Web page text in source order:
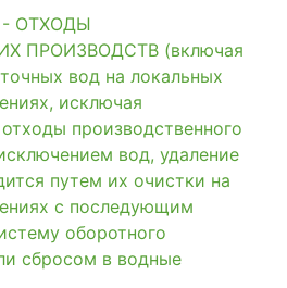
- ОТХОДЫ
ПРОИЗВОДСТВ (включая
вод на локальных
исключая
производственного
вод, удаление
путем их очистки на
с последующим
оборотного
сбросом в водные